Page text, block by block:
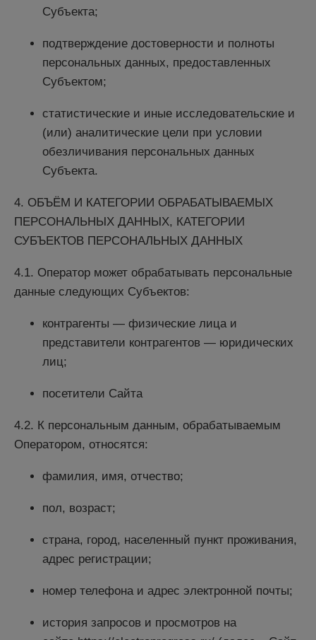
Субъекта;
подтверждение достоверности и полноты
персональных данных, предоставленных
Субъектом;
статистические и иные исследовательские и
(или) аналитические цели при условии
обезличивания персональных данных
Субъекта.
4. ОБЪЁМ И КАТЕГОРИИ ОБРАБАТЫВАЕМЫХ
ПЕРСОНАЛЬНЫХ ДАННЫХ, КАТЕГОРИИ
СУБЪЕКТОВ ПЕРСОНАЛЬНЫХ ДАННЫХ
4.1. Оператор может обрабатывать персональные
данные следующих Субъектов:
контрагенты — физические лица и
представители контрагентов — юридических
лиц;
посетители Сайта
4.2. К персональным данным, обрабатываемым
Оператором, относятся:
фамилия, имя, отчество;
пол, возраст;
страна, город, населенный пункт проживания,
адрес регистрации;
номер телефона и адрес электронной почты;
история запросов и просмотров на